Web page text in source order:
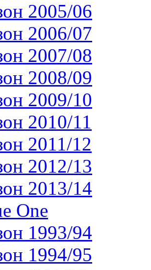
2005/06
2006/07
2007/08
2008/09
2009/10
2010/11
2011/12
2012/13
2013/14
One
1993/94
1994/95